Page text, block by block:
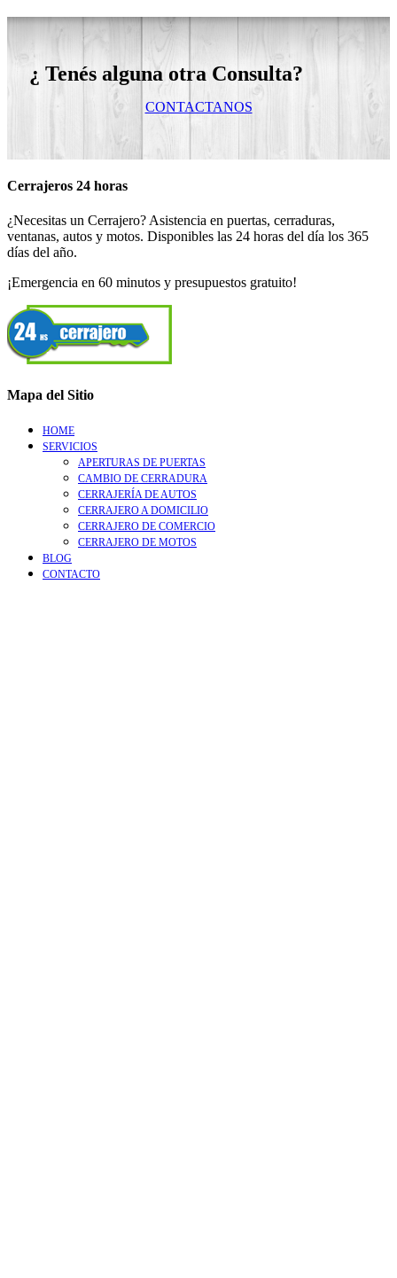
¿ Tenés alguna otra Consulta?
CONTACTANOS
Cerrajeros 24 horas
¿Necesitas un Cerrajero? Asistencia en puertas, cerraduras,
ventanas, autos y motos. Disponibles las 24 horas del día los 365
días del año.
¡Emergencia en 60 minutos y presupuestos gratuito!
Mapa del Sitio
HOME
SERVICIOS
APERTURAS DE PUERTAS
CAMBIO DE CERRADURA
CERRAJERÍA DE AUTOS
CERRAJERO A DOMICILIO
CERRAJERO DE COMERCIO
CERRAJERO DE MOTOS
BLOG
CONTACTO